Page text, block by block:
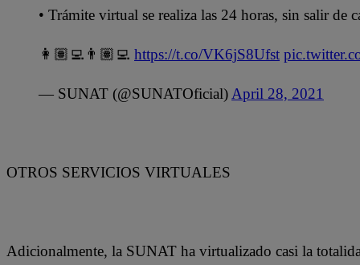
• Trámite virtual se realiza las 24 horas, sin salir de
👩🏽‍💻👨🏽‍💻 https://t.co/VK6jS8Ufst
— SUNAT (@SUNATOficial) April 28, 2021
OTROS SERVICIOS VIRTUALES
Adicionalmente, la SUNAT ha virtualizado casi la